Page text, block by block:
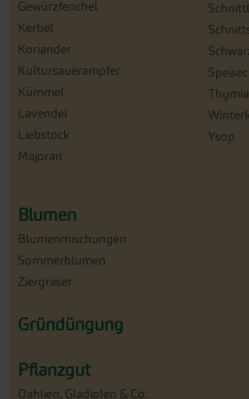
Gewürzfenchel
Kerbel
Koriander
Kultursauerampfer
Kümmel
Lavendel
Liebstock
Majoran
Ysop
Blumen
Blumenmischungen
Sommerblumen
Ziergräser
Gründüngung
Pflanzgut
Dahlien, Gladiolen & Co.